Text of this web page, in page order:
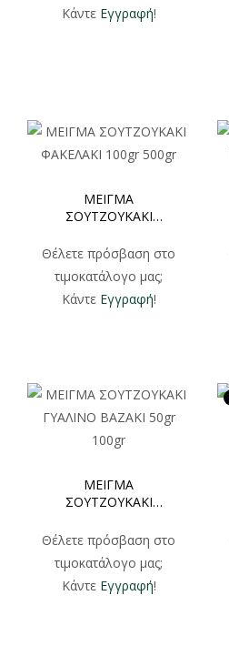
Κάντε Εγγραφή!
ΜΕΙΓΜΑ
ΣΟΥΤΖΟΥΚΑΚΙ
Θέλετε πρόσβαση στο
τιμοκατάλογο μας;
Κάντε Εγγραφή!
ΜΕΙΓΜΑ
ΣΟΥΤΖΟΥΚΑΚΙ
100gr
Θέλετε πρόσβαση στο
τιμοκατάλογο μας;
Κάντε Εγγραφή!